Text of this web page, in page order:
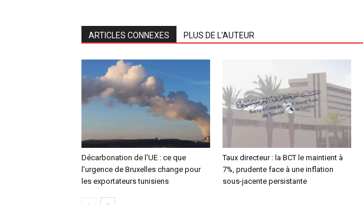
ARTICLES CONNEXES PLUS DE L'AUTEUR
Décarbonation de l’UE : ce que
l’urgence de Bruxelles change pour
les exportateurs tunisiens
Taux directeur : la BCT le maintient à
7%, prudente face à une inflation
sous-jacente persistante